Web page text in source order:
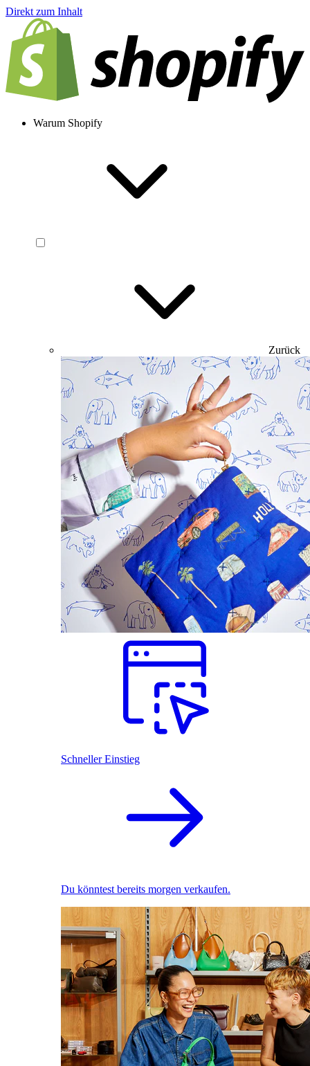
Direkt zum Inhalt
Warum Shopify
Zurück
Schneller Einstieg
Du könntest bereits morgen verkaufen.